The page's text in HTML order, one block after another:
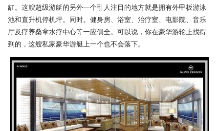
缸。这艘超级游艇的另外一个引人注目的地方就是拥有外甲板游泳
池和直升机停机坪。同时。健身房、浴室、治疗室、电影院、音乐
厅及疗养桑拿水疗中心等一应俱全。可以说，你在豪华游轮上找得
到的，这艘私家豪华游艇上一个也不会落下。